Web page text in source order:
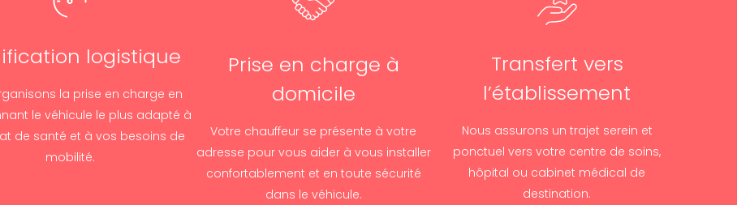
logistique
la prise en charge en
le véhicule le plus adapté à
de santé et à vos besoins de
mobilité.
Prise en charge à
domicile
Votre chauffeur se présente à votre
adresse pour vous aider à vous installer
confortablement et en toute sécurité
dans le véhicule.
Transfert vers
l’établissement
Nous assurons un trajet serein et
ponctuel vers votre centre de soins,
hôpital ou cabinet médical de
destination.